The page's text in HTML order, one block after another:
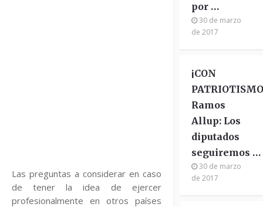
Las preguntas a considerar en caso
de tener la idea de ejercer
profesionalmente en otros países
por …
30 de marzo
de 2017
¡CON
Ramos
Allup: Los
diputados
seguiremos …
30 de marzo
de 2017